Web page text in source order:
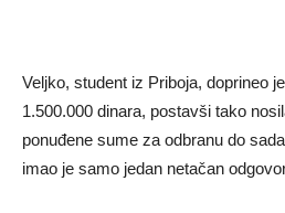
Veljko, student iz Priboja, doprineo
1.500.000 dinara, postavši tako
ponuđene sume za odbranu do
imao je samo jedan netačan